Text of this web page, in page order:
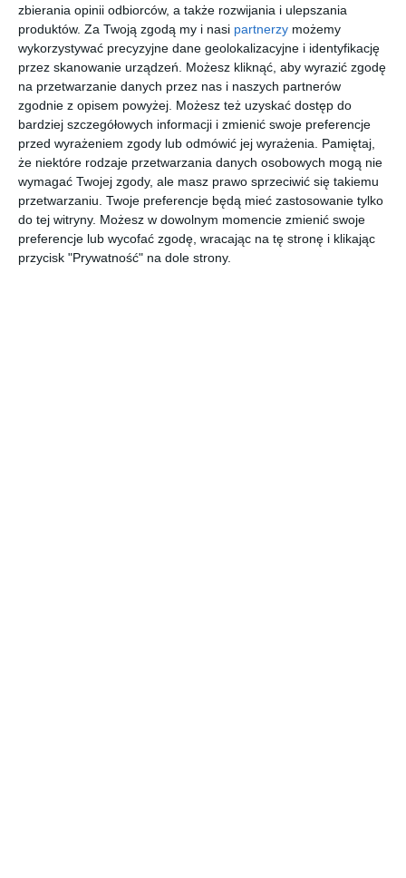
zbierania opinii odbiorców, a także rozwijania i ulepszania
produktów. Za Twoją zgodą my i nasi partnerzy możemy
wykorzystywać precyzyjne dane geolokalizacyjne i identyfikację
przez skanowanie urządzeń. Możesz kliknąć, aby wyrazić zgodę
na przetwarzanie danych przez nas i naszych partnerów
zgodnie z opisem powyżej. Możesz też uzyskać dostęp do
bardziej szczegółowych informacji i zmienić swoje preferencje
przed wyrażeniem zgody lub odmówić jej wyrażenia. Pamiętaj,
że niektóre rodzaje przetwarzania danych osobowych mogą nie
wymagać Twojej zgody, ale masz prawo sprzeciwić się takiemu
przetwarzaniu. Twoje preferencje będą mieć zastosowanie tylko
do tej witryny. Możesz w dowolnym momencie zmienić swoje
preferencje lub wycofać zgodę, wracając na tę stronę i klikając
przycisk "Prywatność" na dole strony.
INSPIRACJA
Pokój nastolatki
pokój z hamakiem i fototapetą
AUTOR:Artefekt
DODAJ DO ULUBIONYCH